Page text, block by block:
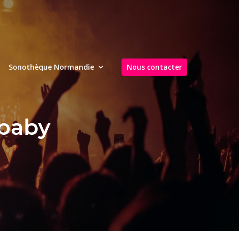
Sonothèque Normandie Nous contacter